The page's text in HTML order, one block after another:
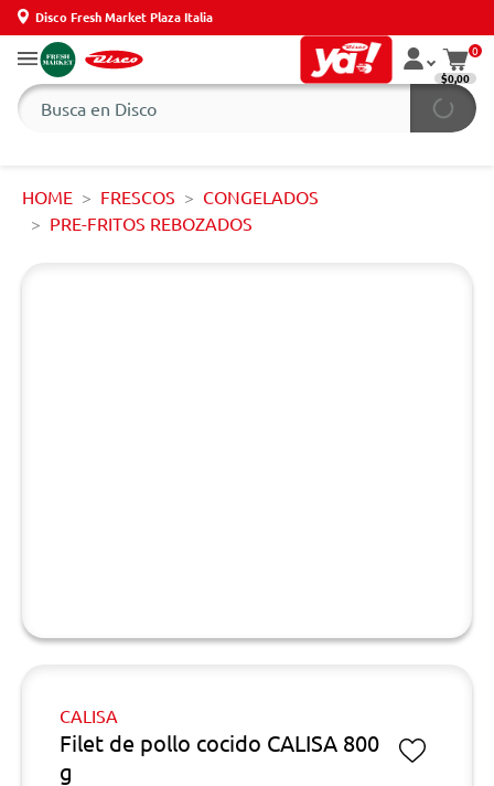
Disco Fresh Market Plaza Italia
0
$0,00
HOME FRESCOS
CONGELADOS
PRE-FRITOS REBOZADOS
CALISA
Filet de pollo cocido CALISA 800
g